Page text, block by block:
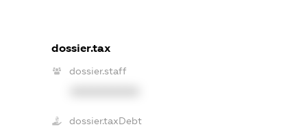
dossier.tax
dossier.staff
dossier.taxDebt